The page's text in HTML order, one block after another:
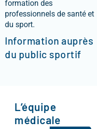
formation des
professionnels de santé et
du sport.
Information auprès
du public sportif
L’équipe
médicale